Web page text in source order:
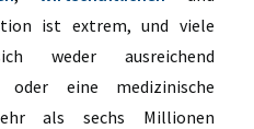
ist extrem, und viele
weder ausreichend
oder eine medizinische
als sechs Millionen